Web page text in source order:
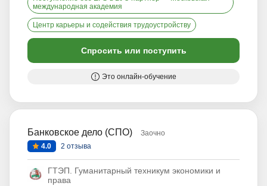
международная академия
Центр карьеры и содействия трудоустройству
Спросить или поступить
Это онлайн-обучение
Банковское дело (СПО)
Заочно
4.0
2 отзыва
ГТЭП. Гуманитарный техникум экономики и
права